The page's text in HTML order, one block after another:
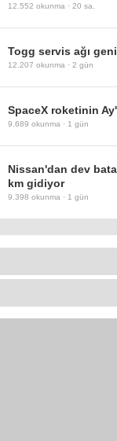
12.552 okunma · 20 sa.
Togg servis ağı
12.207 okunma · 2 gün
SpaceX roketinin
9.689 okunma · 1 gün
Nissan'dan dev
km gidiyor
9.398 okunma · 1 gün